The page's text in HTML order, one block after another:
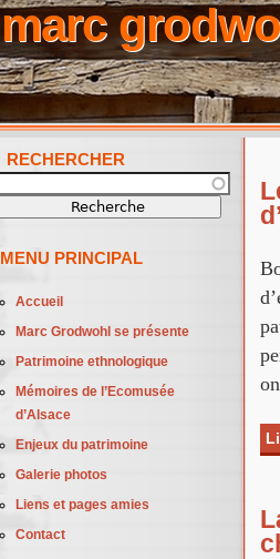
marc
RECHERCHER
MENU PRINCIPAL
Accueil
Marc Grodwohl se présente
Patrimoine ethnologique
Mémoires de l’Ecomusée
d’Alsace
Enjeux du patrimoine
Galerie photos
Liens et pages amies
Contact